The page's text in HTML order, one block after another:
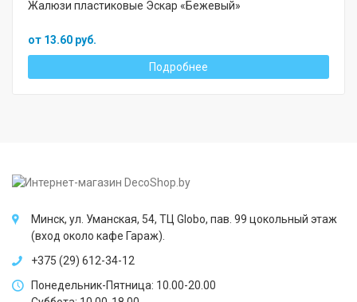
Жалюзи пластиковые Эскар «Бежевый»
от 13.60 руб.
Подробнее
Минск, ул. Уманская, 54, ТЦ Globo, пав. 99 цокольный этаж
(вход около кафе Гараж).
+375 (29) 612-34-12
Понедельник-Пятница: 10.00-20.00